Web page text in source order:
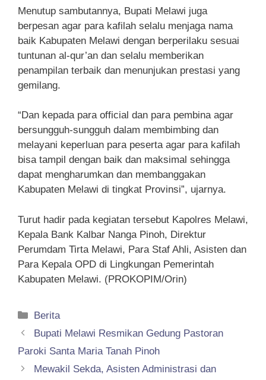
Menutup sambutannya, Bupati Melawi juga
berpesan agar para kafilah selalu menjaga nama
baik Kabupaten Melawi dengan berperilaku sesuai
tuntunan al-qur’an dan selalu memberikan
penampilan terbaik dan menunjukan prestasi yang
gemilang.
“Dan kepada para official dan para pembina agar
bersungguh-sungguh dalam membimbing dan
melayani keperluan para peserta agar para kafilah
bisa tampil dengan baik dan maksimal sehingga
dapat mengharumkan dan membanggakan
Kabupaten Melawi di tingkat Provinsi”, ujarnya.
Turut hadir pada kegiatan tersebut Kapolres Melawi,
Kepala Bank Kalbar Nanga Pinoh, Direktur
Perumdam Tirta Melawi, Para Staf Ahli, Asisten dan
Para Kepala OPD di Lingkungan Pemerintah
Kabupaten Melawi. (PROKOPIM/Orin)
Kategori
Berita
Bupati Melawi Resmikan Gedung Pastoran
Paroki Santa Maria Tanah Pinoh
Mewakil Sekda, Asisten Administrasi dan